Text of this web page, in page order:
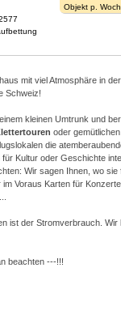
Objekt p.
mit viel Atmosphäre in
Schweiz!
kleinen Umtrunk und
oder
die
Kultur oder Geschichte
Wir sagen Ihnen, wo sie
Voraus Karten für
ist der Stromverbrauch.
beachten ---!!!